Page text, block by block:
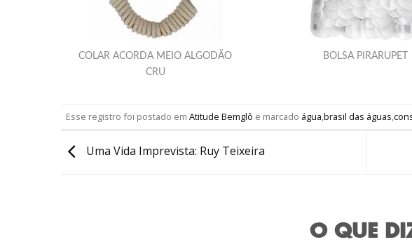
COLAR ACORDA MEIO ALGODÃO
CRU
BOLSA PIRARUPET
Esse registro foi postado em Atitude Bemglô e marcado água,brasil das águas,
Uma Vida Imprevista: Ruy Teixeira
O QUE